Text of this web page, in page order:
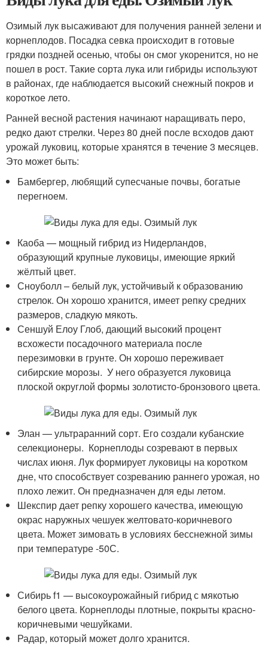
Озимый лук высаживают для получения ранней зелени и
корнеплодов. Посадка севка происходит в готовые
грядки поздней осенью, чтобы он смог укоренится, но не
пошел в рост. Такие сорта лука или гибриды используют
в районах, где наблюдается высокий снежный покров и
короткое лето.
Ранней весной растения начинают наращивать перо,
редко дают стрелки. Через 80 дней после всходов дают
урожай луковиц, которые хранятся в течение 3 месяцев.
Это может быть:
Бамбергер, любящий супесчаные почвы, богатые
перегноем.
Каоба — мощный гибрид из Нидерландов,
образующий крупные луковицы, имеющие яркий
жёлтый цвет.
Сноуболл – белый лук, устойчивый к образованию
стрелок. Он хорошо хранится, имеет репку средних
размеров, сладкую мякоть.
Сеншуй Елоу Глоб, дающий высокий процент
всхожести посадочного материала после
перезимовки в грунте. Он хорошо переживает
сибирские морозы. У него образуется луковица
плоской округлой формы золотисто-бронзового цвета.
Элан — ультраранний сорт. Его создали кубанские
селекционеры. Корнеплоды созревают в первых
числах июня. Лук формирует луковицы на коротком
дне, что способствует созреванию раннего урожая, но
плохо лежит. Он предназначен для еды летом.
Шекспир дает репку хорошего качества, имеющую
окрас наружных чешуек желтовато-коричневого
цвета. Может зимовать в условиях бесснежной зимы
при температуре -50С.
Сибирь f1 — высокоурожайный гибрид с мякотью
белого цвета. Корнеплоды плотные, покрыты красно-
коричневыми чешуйками.
Радар, который может долго хранится.